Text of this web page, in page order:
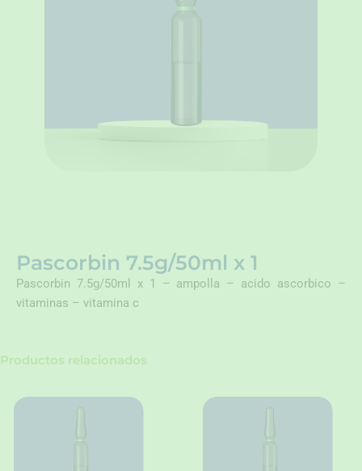
Pascorbin 7.5g/50ml x 1
Pascorbin 7.5g/50ml x 1 – ampolla – acido ascorbico –
vitaminas – vitamina c
Productos relacionados